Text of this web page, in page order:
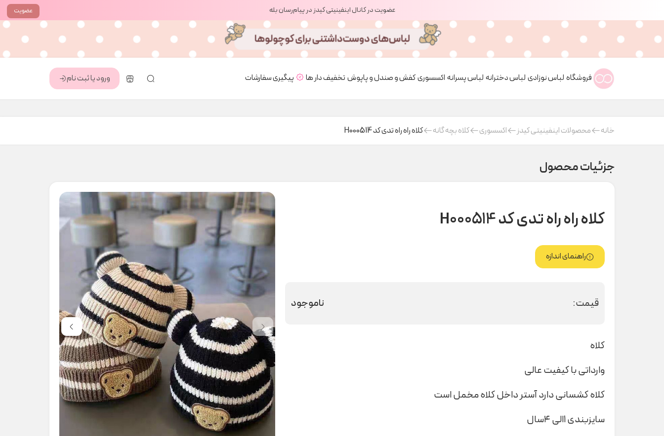
عضویت عضویت در کانال اینفینیتی کیدز در پیام‌رسان بله
فروشگاه لباس نوزادی لباس دخترانه لباس پسرانه اکسسوریکفش و صندل و پاپوش تخفیف دار ها پیگیری سفارشات ورود یا ثبت نام
خانه محصولات اینفینیتی کیدز اکسسوری کلاه بچه گانه کلاه راه راه تدی کد H000514
جزئیات محصول
کلاه راه راه تدی کد H000514
راهنمای اندازه
قیمت: ناموجود
کلاه
وارداتی با کیفیت عالی
کلاه کشسانی دارد آستر داخل کلاه مخمل است
سایزبندی ۱الی ۴سال